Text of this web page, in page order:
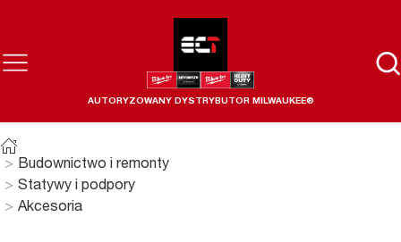
AUTORYZOWANY DYSTRYBUTOR MILWAUKEE®
Budownictwo i remonty
Statywy i podpory
Akcesoria